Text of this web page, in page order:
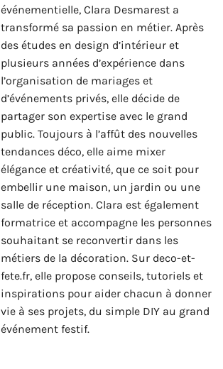
événementielle, Clara Desmarest a
transformé sa passion en métier. Après
des études en design d’intérieur et
plusieurs années d’expérience dans
l’organisation de mariages et
d’événements privés, elle décide de
partager son expertise avec le grand
public. Toujours à l’affût des nouvelles
tendances déco, elle aime mixer
élégance et créativité, que ce soit pour
embellir une maison, un jardin ou une
salle de réception. Clara est également
formatrice et accompagne les personnes
souhaitant se reconvertir dans les
métiers de la décoration. Sur deco-et-
fete.fr, elle propose conseils, tutoriels et
inspirations pour aider chacun à donner
vie à ses projets, du simple DIY au grand
événement festif.